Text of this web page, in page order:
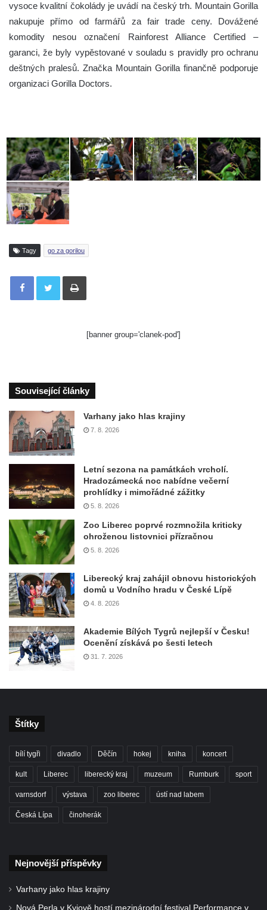
vysoce kvalitní čokolády je uvádí na český trh. Mountain Gorilla
nakupuje přímo od farmářů za fair trade ceny. Dovážené
komodity nesou označení Rainforest Alliance Certified –
garanci, že byly vypěstované v souladu s pravidly pro ochranu
deštných pralesů. Značka Mountain Gorilla finančně podporuje
organizaci Gorilla Doctors.
Tagy go za gorilou
Tisknout
[banner group='clanek-pod']
Související články
Varhany jako hlas krajiny
7. 8. 2026
Letní sezona na památkách vrcholí.
Hradozámecká noc nabídne večerní
prohlídky i mimořádné zážitky
5. 8. 2026
Zoo Liberec poprvé rozmnožila kriticky
ohroženou listovnici přízračnou
5. 8. 2026
Liberecký kraj zahájil obnovu historických
domů u Vodního hradu v České Lípě
4. 8. 2026
Akademie Bílých Tygrů nejlepší v Česku!
Ocenění získává po šesti letech
31. 7. 2026
Štítky
bílí tygři divadlo Děčín hokej kniha koncert
kult Liberec liberecký kraj muzeum Rumburk sport
varnsdorf výstava zoo liberec ústí nad labem
Česká Lípa činoherák
Nejnovější příspěvky
Varhany jako hlas krajiny
Nová Perla v Kyjově hostí mezinárodní festival Performance v